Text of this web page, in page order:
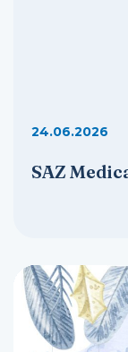
24.06.2026
SAZ